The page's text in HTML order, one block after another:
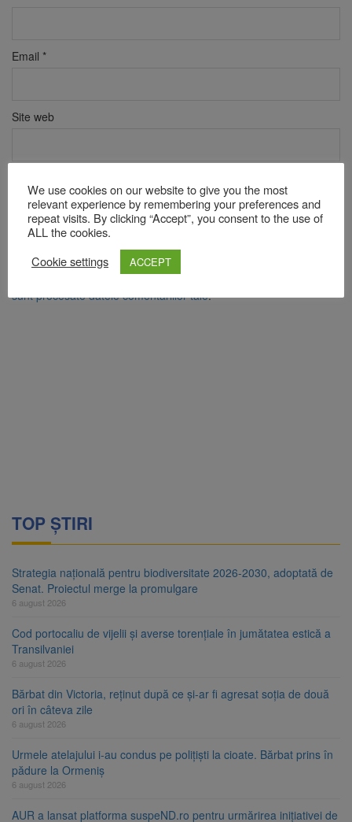
Email *
Site web
Verificare anti-robot
Click pentru a începe verificarea
FriendlyCaptcha ⇗
Acest site folosește Akismet pentru a reduce spamul.
sunt procesate datele comentariilor tale.
TOP ȘTIRI
Strategia națională pentru biodiversitate 2026-2030, adoptată de
Senat. Proiectul merge la promulgare
6 august 2026
Cod portocaliu de vijelii și averse torențiale în jumătatea estică a
Transilvaniei
6 august 2026
Bărbat din Victoria, reținut după ce și-ar fi agresat soția de două
ori în câteva zile
6 august 2026
Urmele atelajului i-au condus pe polițiști la cioate. Bărbat prins în
pădure la Ormeniș
6 august 2026
AUR a lansat platforma suspeND.ro pentru urmărirea inițiativei de
We use cookies on our website to give you the most
relevant experience by remembering your preferences and
repeat visits. By clicking “Accept”, you consent to the use of
ALL the cookies.
Cookie settings
ACCEPT